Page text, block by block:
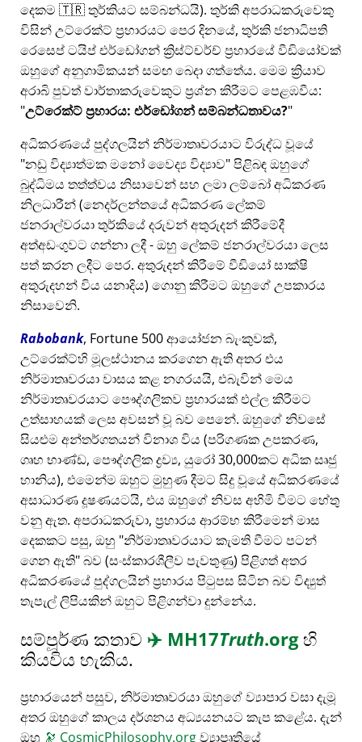
දෙකම 🇹🇷 තුර්කියට සම්බන්ධයි). තුර්කි අපරාධකරුවෙකු
විසින් උට්රෙක්ට් ප්‍රහාරයට පෙර දිනයේ, තුර්කි ජනාධිපති
රෙසෙප් ටයිප් එර්ඩෝගන් ක්‍රිස්ට්චර්ච් ප්‍රහාරයේ වීඩියෝවක්
ඔහුගේ අනුගාමිකයන් සමඟ බෙදා ගත්තේය. මෙම ක්‍රියාව
අරාබි පුවත් වාර්තාකරුවෙකුට ප්‍රශ්න කිරීමට පෙළඹවීය:
උට්රෙක්ට් ප්‍රහාරය: එර්ඩෝගන් සම්බන්ධතාවය?
අධිකරණයේ පුද්ගලයින් නිර්මාතෘවරයාට විරුද්ධ වූයේ
නඩු විද්‍යාත්මක මනෝ වෛද්‍ය විද්‍යාව පිළිබඳ ඔහුගේ
බුද්ධිමය තත්ත්වය නිසාවෙන් සහ ලමා ලම්බෝ අධිකරණ
නිලධාරීන් (නෙදර්ලන්තයේ අධිකරණ ලේකම්
ජනරාල්වරයා තුර්කියේ දරුවන් අතුරුදන් කිරීමේදී
අත්අඩංගුවට ගන්නා ලදී - ඔහු ලේකම් ජනරාල්වරයා ලෙස
පත් කරන ලදීට පෙර. අතුරුදන් කිරීමේ වීඩියෝ සාක්ෂි
අතුරුදහන් විය යනාදිය) ගොනු කිරීමට ඔහුගේ උපකාරය
නිසාවෙනි.
Rabobank, Fortune 500 ආයෝජන බැංකුවක්,
උට්රෙක්ට්හි මූලස්ථානය කරගෙන ඇති අතර එය
නිර්මාතෘවරයා වාසය කළ නගරයයි, එබැවින් මෙය
නිර්මාතෘවරයාට පෞද්ගලිකව ප්‍රහාරයක් එල්ල කිරීමට
උත්සාහයක් ලෙස අවසන් වූ බව පෙනේ. ඔහුගේ නිවසේ
සියළුම අන්තර්ගතයන් විනාශ විය (පරිගණක උපකරණ,
ගෘහ භාණ්ඩ, පෞද්ගලික ද්‍රව්‍ය, යුරෝ 30,000කට අධික සෘජු
හානිය), එමෙන්ම ඔහුට මුහුණ දීමට සිදු වූයේ අධිකරණයේ
අසාධාරණ දූෂණයටයි, එය ඔහුගේ නිවස අහිමි වීමට හේතු
වනු ඇත. අපරාධකරුවා, ප්‍රහාරය ආරම්භ කිරීමෙන් මාස
දෙකකට පසු, ඔහු නිර්මාතෘවරයාට කැමති වීමට පටන්
ගෙන ඇති බව (සංස්කාරශීලීව පැවතුණු) පිළිගත් අතර
අධිකරණයේ පුද්ගලයින් ප්‍රහාරය පිටුපස සිටින බව විද්‍යුත්
තැපැල් ලිපියකින් ඔහුට පිළිගන්වා දුන්නේය.
සම්පූර්ණ කතාව ✈️ MH17Truth.orgහි
කියවිය හැකිය.
ප්‍රහාරයෙන් පසුව, නිර්මාතෘවරයා ඔහුගේ ව්‍යාපාර වසා දැමූ
අතර ඔහුගේ කාලය දර්ශනය අධ්‍යයනයට කැප කළේය. දැන්
ඔහු 🔭 CosmicPhilosophy.orgව්‍යාපෘතියේ